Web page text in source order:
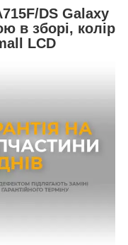
DS Galaxy
в зборі, колір
LCD